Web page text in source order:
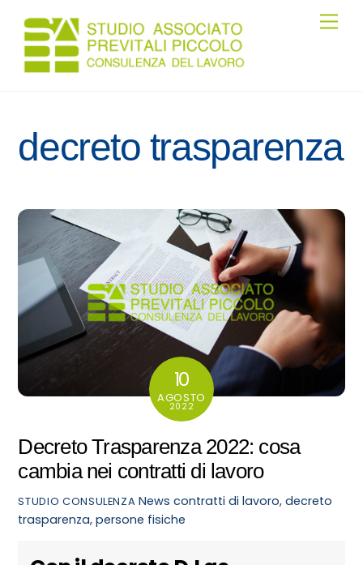
content
decreto trasparenza
10
AGOSTO
2022
Decreto Trasparenza 2022: cosa
cambia nei contratti di lavoro
STUDIO CONSULENZA News contratti di lavoro,decreto
trasparenza,persone fisiche